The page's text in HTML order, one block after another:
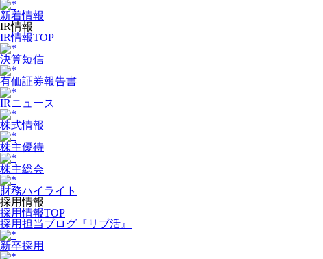
新着情報
IR情報
IR情報TOP
決算短信
有価証券報告書
IRニュース
株式情報
株主優待
株主総会
財務ハイライト
採用情報
採用情報TOP
採用担当ブログ『リブ活』
新卒採用